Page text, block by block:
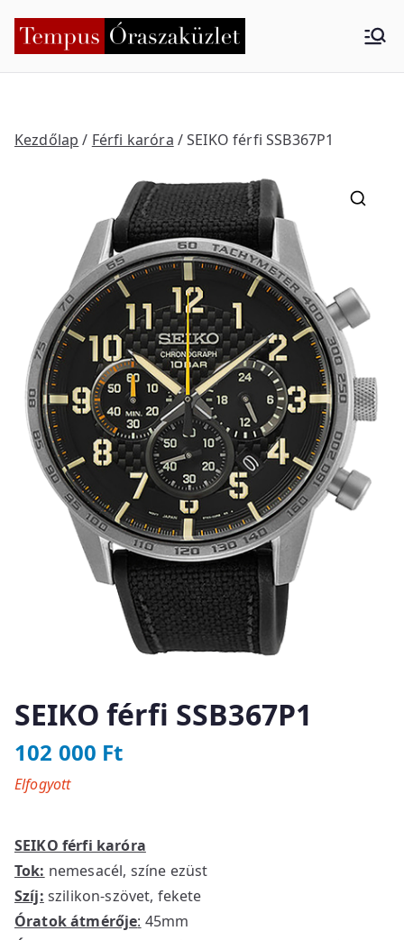
Tempus
küzlet
Kezdőlap / Férfi karóra / SEIKO férfi SSB367P1
SEIKO férfi SSB367P1
102 000 Ft
SEIKO férfi karóra
Tok: nemesacél, színe ezüst
Szíj: szilikon-szövet, fekete
Óratok átmérője: 45mm
Elfogyott